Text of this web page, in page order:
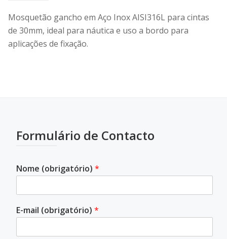
Mosquetão gancho em Aço Inox AISI316L para cintas
de 30mm, ideal para náutica e uso a bordo para
aplicações de fixação.
Formulário de Contacto
Nome (obrigatório) *
E-mail (obrigatório) *